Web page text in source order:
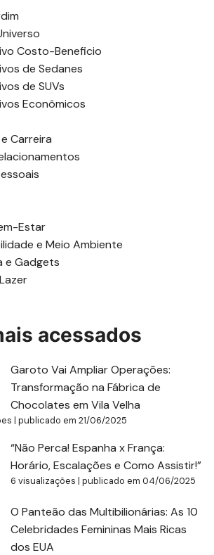
Costo-Beneficio
de Sedanes
de SUVs
Econômicos
Carreira
Estar
e Meio Ambiente
e Gadgets
acessados
Garoto Vai Ampliar Operações:
Transformação na Fábrica de
Chocolates em Vila Velha
|publicado em 21/06/2025
“Não Perca! Espanha x França:
Horário, Escalações e Como Assistir!”
6 visualizações |publicado em 04/06/2025
O Panteão das Multibilionárias: As 10
Celebridades Femininas Mais Ricas
dos EUA